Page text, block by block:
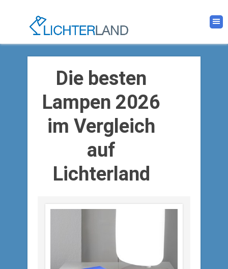
Die besten
Lampen 2026
im Vergleich
auf
Lichterland